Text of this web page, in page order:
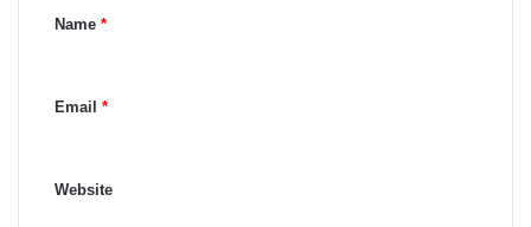
tName *
Email *
Website